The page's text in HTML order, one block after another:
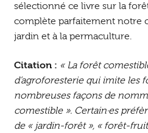
sélectionné ce livre sur la
complète parfaitement notre
jardin et à la permaculture.
Citation : « La forêt
d’agroforesterie qui imite les
nombreuses façons de
comestible ». Certain·es
de « jardin-forêt », « forêt-